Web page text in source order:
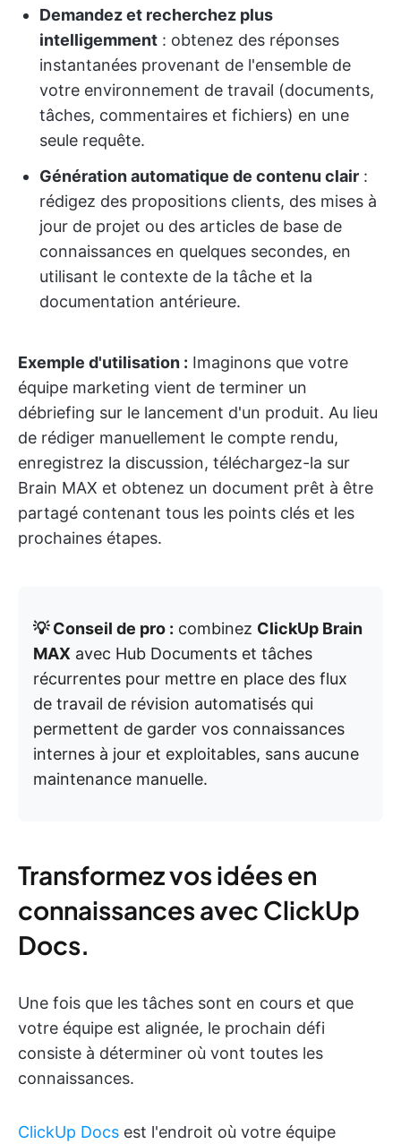
Demandez et recherchez plus
intelligemment : obtenez des réponses
instantanées provenant de l'ensemble de
votre environnement de travail (documents,
tâches, commentaires et fichiers) en une
seule requête.
Génération automatique de contenu clair :
rédigez des propositions clients, des mises à
jour de projet ou des articles de base de
connaissances en quelques secondes, en
utilisant le contexte de la tâche et la
documentation antérieure.
Exemple d'utilisation : Imaginons que votre
équipe marketing vient de terminer un
débriefing sur le lancement d'un produit. Au lieu
de rédiger manuellement le compte rendu,
enregistrez la discussion, téléchargez-la sur
Brain MAX et obtenez un document prêt à être
partagé contenant tous les points clés et les
prochaines étapes.
💡 Conseil de pro : combinez ClickUp Brain
MAX avec Hub Documents et tâches
récurrentes pour mettre en place des flux
de travail de révision automatisés qui
permettent de garder vos connaissances
internes à jour et exploitables, sans aucune
maintenance manuelle.
Transformez vos idées en
connaissances avec ClickUp
Docs.
Une fois que les tâches sont en cours et que
votre équipe est alignée, le prochain défi
consiste à déterminer où vont toutes les
connaissances.
ClickUp Docs est l'endroit où votre équipe